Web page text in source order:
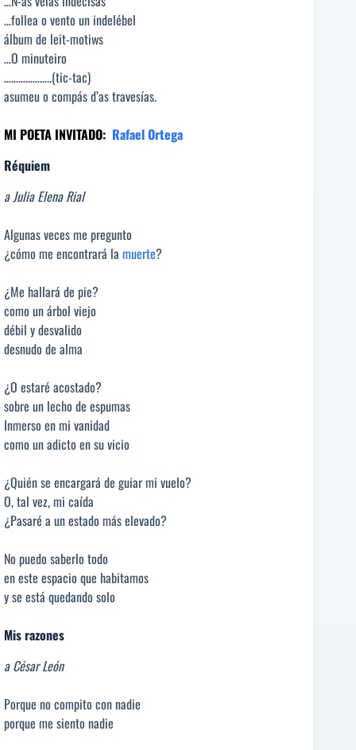
…follea o vento un indelébel
álbum de leit-motiws
…O minuteiro
………………..(tic-tac)
asumeu o compás d’as travesías.
MI POETA INVITADO: Rafael Ortega
Réquiem
a Julia Elena Rial
Algunas veces me pregunto
¿cómo me encontrará la muerte?
¿Me hallará de pie?
como un árbol viejo
débil y desvalido
desnudo de alma
¿O estaré acostado?
sobre un lecho de espumas
Inmerso en mi vanidad
como un adicto en su vicio
¿Quién se encargará de guiar mi vuelo?
O, tal vez, mi caída
¿Pasaré a un estado más elevado?
No puedo saberlo todo
en este espacio que habitamos
y se está quedando solo
Mis razones
a César León
Porque no compito con nadie
porque me siento nadie